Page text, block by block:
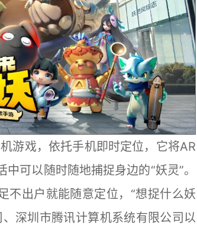
戏，依托手机即时定位，它将AR
可以随时随地捕捉身边的“妖灵”。
不出户就能随意定位，“想捉什么妖
深圳市腾讯计算机系统有限公司以